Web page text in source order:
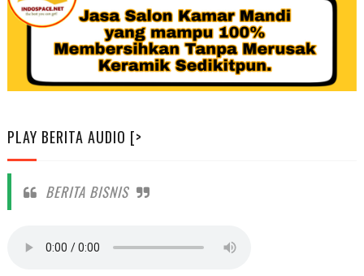
PLAY BERITA AUDIO [>
BERITA BISNIS